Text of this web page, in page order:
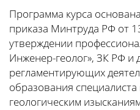
Программа курса
приказа Минтруда РФ от
утверждении
Инженер-геолог», ЗК РФ и
регламентирующих
образования
геологическим